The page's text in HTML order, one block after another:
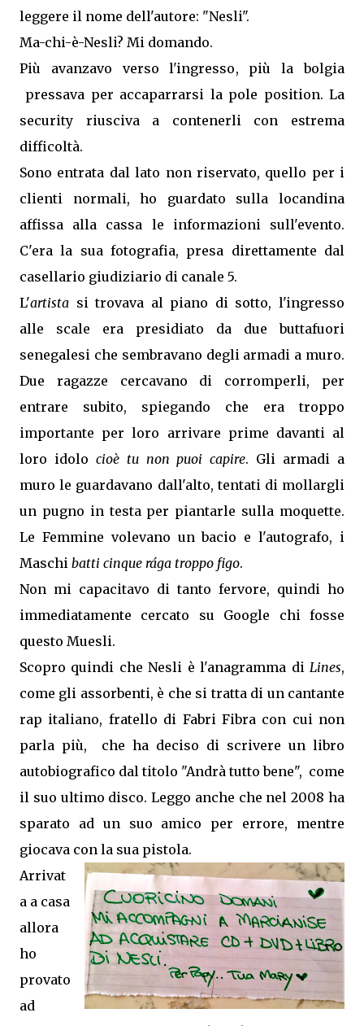
leggere il nome dell'autore: "Nesli".
Ma-chi-è-Nesli? Mi domando.
Più avanzavo verso l'ingresso, più la bolgia
pressava per accaparrarsi la pole position. La
security riusciva a contenerli con estrema
difficoltà.
Sono entrata dal lato non riservato, quello per i
clienti normali, ho guardato sulla locandina
affissa alla cassa le informazioni sull'evento.
C'era la sua fotografia, presa direttamente dal
casellario giudiziario di canale 5.
L'artista si trovava al piano di sotto, l'ingresso
alle scale era presidiato da due buttafuori
senegalesi che sembravano degli armadi a muro.
Due ragazze cercavano di corromperli, per
entrare subito, spiegando che era troppo
importante per loro arrivare prime davanti al
loro idolo cioè tu non puoi capire. Gli armadi a
muro le guardavano dall'alto, tentati di mollargli
un pugno in testa per piantarle sulla moquette.
Le Femmine volevano un bacio e l'autografo, i
Maschi batti cinque rága troppo figo.
Non mi capacitavo di tanto fervore, quindi ho
immediatamente cercato su Google chi fosse
questo Muesli.
Scopro quindi che Nesli è l'anagramma di Lines,
come gli assorbenti, è che si tratta di un cantante
rap italiano, fratello di Fabri Fibra con cui non
parla più, che ha deciso di scrivere un libro
autobiografico dal titolo "Andrà tutto bene", come
il suo ultimo disco. Leggo anche che nel 2008 ha
sparato ad un suo amico per errore, mentre
giocava con la sua pistola.
Arrivat
a a casa
allora
ho
provato
ad